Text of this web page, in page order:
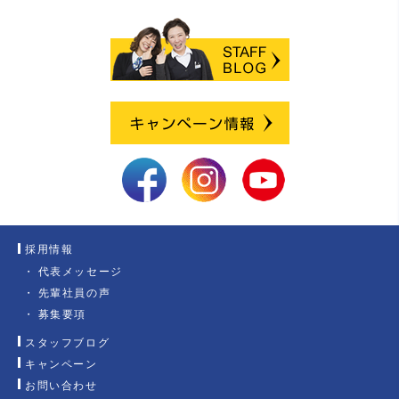
採用情報
代表メッセージ
先輩社員の声
募集要項
スタッフブログ
キャンペーン
お問い合わせ